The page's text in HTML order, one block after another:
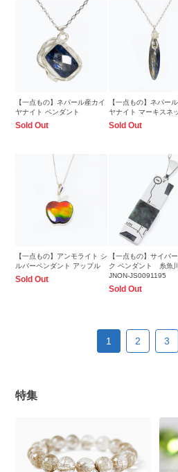
【一点もの】ネパール産カイ
ヤナイト ペンダント
Sold Out
【一点もの】ネパー
ヤナイト マーキスネ
Sold Out
【一点もの】アンモライト シ
ルバーペンダント アップル
Sold Out
【一点もの】サイバ
ク ペンダント 糸魚
JNON-JS0091195
Sold Out
1 2 3
特集